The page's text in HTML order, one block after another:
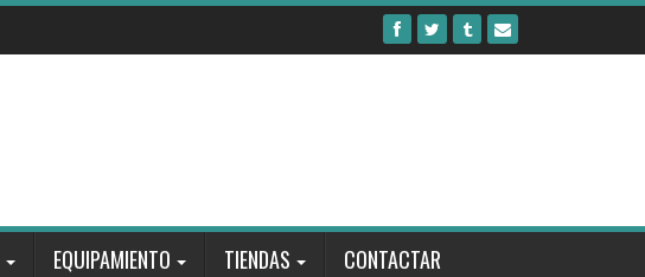
EQUIPAMIENTO TIENDAS CONTACTAR